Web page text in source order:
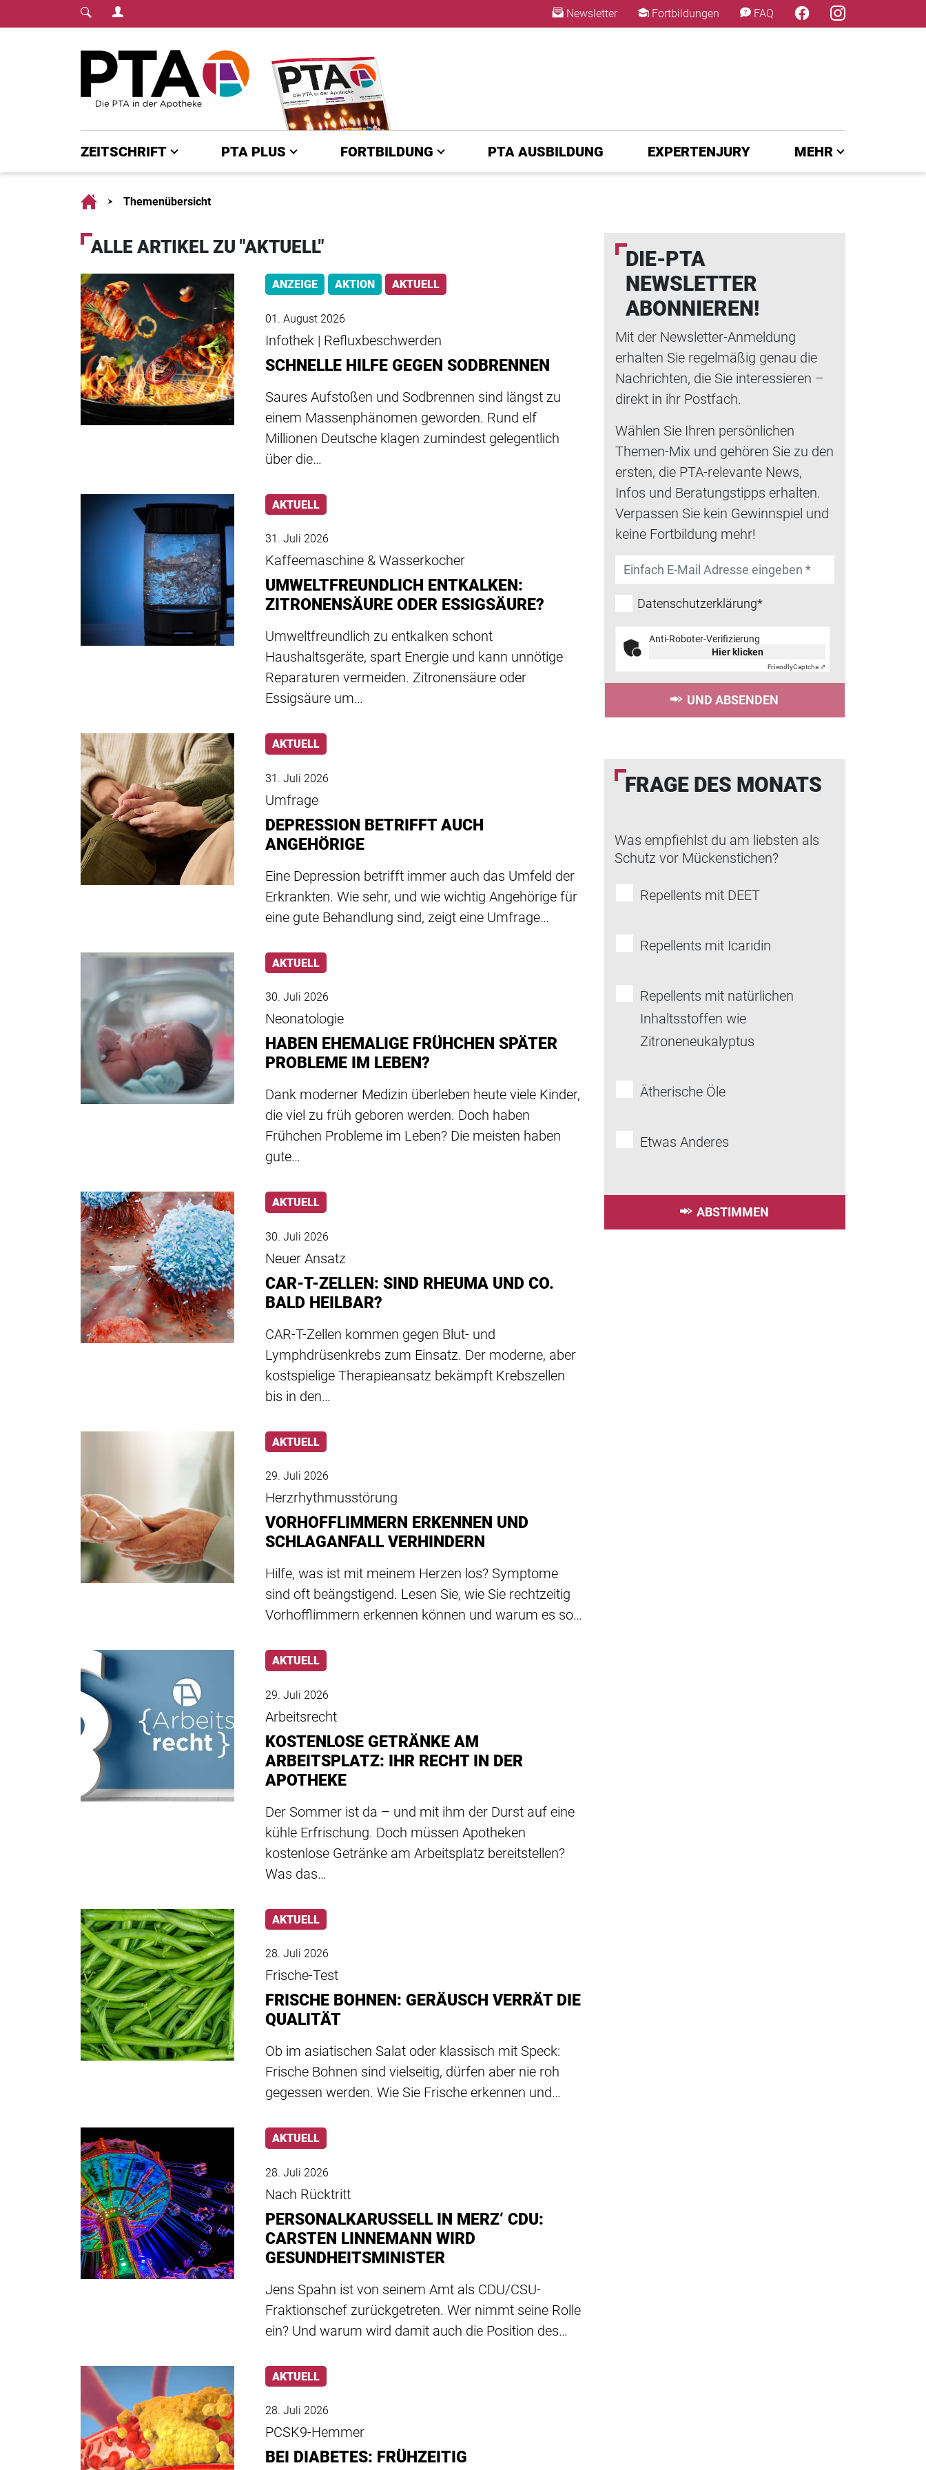
Login Menu Newsletter Fortbildungen FAQ
Fachmedium für PTA | diepta.de
ZEITSCHRIFT PTA PLUS FORTBILDUNG PTA AUSBILDUNG EXPERTENJURY MEHR
HomeThemenübersicht
ALLE ARTIKEL ZU "AKTUELL"
ANZEIGE AKTION AKTUELL
01. August 2026
Infothek | Refluxbeschwerden
SCHNELLE HILFE GEGEN SODBRENNEN
Saures Aufstoßen und Sodbrennen sind längst zu
einem Massenphänomen geworden. Rund elf
Millionen Deutsche klagen zumindest gelegentlich
über die…
AKTUELL
31. Juli 2026
Kaffeemaschine & Wasserkocher
UMWELTFREUNDLICH ENTKALKEN:
ZITRONENSÄURE ODER ESSIGSÄURE?
Umweltfreundlich zu entkalken schont
Haushaltsgeräte, spart Energie und kann unnötige
Reparaturen vermeiden. Zitronensäure oder
Essigsäure um…
AKTUELL
31. Juli 2026
Umfrage
DEPRESSION BETRIFFT AUCH
ANGEHÖRIGE
Eine Depression betrifft immer auch das Umfeld der
Erkrankten. Wie sehr, und wie wichtig Angehörige für
eine gute Behandlung sind, zeigt eine Umfrage…
AKTUELL
30. Juli 2026
Neonatologie
HABEN EHEMALIGE FRÜHCHEN SPÄTER
PROBLEME IM LEBEN?
Dank moderner Medizin überleben heute viele Kinder,
die viel zu früh geboren werden. Doch haben
Frühchen Probleme im Leben? Die meisten haben
gute…
AKTUELL
30. Juli 2026
Neuer Ansatz
CAR-T-ZELLEN: SIND RHEUMA UND CO.
BALD HEILBAR?
CAR-T-Zellen kommen gegen Blut- und
Lymphdrüsenkrebs zum Einsatz. Der moderne, aber
kostspielige Therapieansatz bekämpft Krebszellen
bis in den…
AKTUELL
29. Juli 2026
Herzrhythmusstörung
VORHOFFLIMMERN ERKENNEN UND
SCHLAGANFALL VERHINDERN
Hilfe, was ist mit meinem Herzen los? Symptome
sind oft beängstigend. Lesen Sie, wie Sie rechtzeitig
Vorhofflimmern erkennen können und warum es so…
AKTUELL
29. Juli 2026
Arbeitsrecht
KOSTENLOSE GETRÄNKE AM
ARBEITSPLATZ: IHR RECHT IN DER
APOTHEKE
Der Sommer ist da – und mit ihm der Durst auf eine
kühle Erfrischung. Doch müssen Apotheken
kostenlose Getränke am Arbeitsplatz bereitstellen?
Was das…
AKTUELL
28. Juli 2026
Frische-Test
FRISCHE BOHNEN: GERÄUSCH VERRÄT DIE
QUALITÄT
Ob im asiatischen Salat oder klassisch mit Speck:
Frische Bohnen sind vielseitig, dürfen aber nie roh
gegessen werden. Wie Sie Frische erkennen und…
AKTUELL
28. Juli 2026
Nach Rücktritt
PERSONALKARUSSELL IN MERZ‘ CDU:
CARSTEN LINNEMANN WIRD
GESUNDHEITSMINISTER
Jens Spahn ist von seinem Amt als CDU/CSU-
Fraktionschef zurückgetreten. Wer nimmt seine Rolle
ein? Und warum wird damit auch die Position des…
AKTUELL
28. Juli 2026
PCSK9-Hemmer
BEI DIABETES: FRÜHZEITIG
DIE-PTA
NEWSLETTER
ABONNIEREN!
Mit der Newsletter-Anmeldung
erhalten Sie regelmäßig genau die
Nachrichten, die Sie interessieren –
direkt in ihr Postfach.
Wählen Sie Ihren persönlichen
Themen-Mix und gehören Sie zu den
ersten, die PTA-relevante News,
Infos und Beratungstipps erhalten.
Verpassen Sie kein Gewinnspiel und
keine Fortbildung mehr!
Datenschutzerklärung*
Anti-Roboter-Verifizierung
Hier klicken
FriendlyCaptcha ⇗
UND ABSENDEN
FRAGE DES MONATS
Was empfiehlst du am liebsten als
Schutz vor Mückenstichen?
Repellents mit DEET
Repellents mit Icaridin
Repellents mit natürlichen
Inhaltsstoffen wie
Zitroneneukalyptus
Ätherische Öle
Etwas Anderes
ABSTIMMEN
×